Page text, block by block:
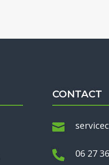
CONTACT

 06 27